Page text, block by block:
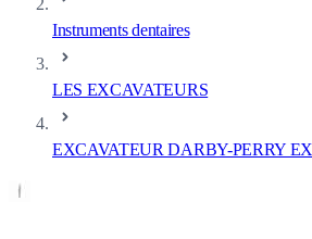
Instruments dentaires
LES EXCAVATEURS
EXCAVATEUR DARBY-PERRY